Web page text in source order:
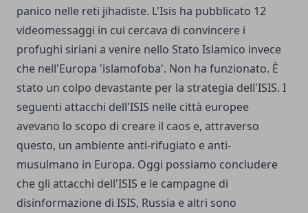
panico nelle reti jihadiste. L'Isis ha pubblicato 12
videomessaggi in cui cercava di convincere i
profughi siriani a venire nello Stato Islamico invece
che nell'Europa 'islamofoba'. Non ha funzionato. È
stato un colpo devastante per la strategia dell'ISIS. I
seguenti attacchi dell'ISIS nelle città europee
avevano lo scopo di creare il caos e, attraverso
questo, un ambiente anti-rifugiato e anti-
musulmano in Europa. Oggi possiamo concludere
che gli attacchi dell'ISIS e le campagne di
disinformazione di ISIS, Russia e altri sono